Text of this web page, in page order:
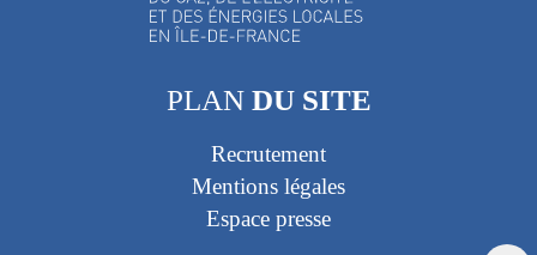
PLAN DU SITE
Recrutement
Mentions légales
Espace presse